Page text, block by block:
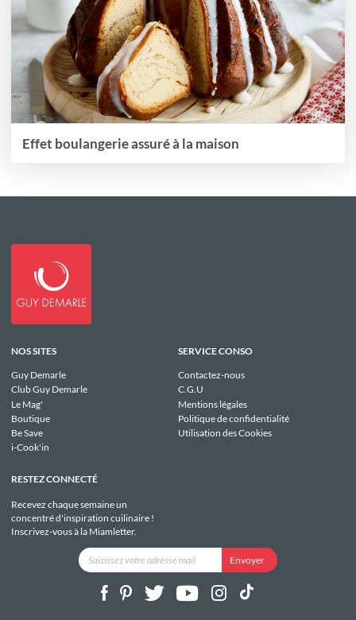
Effet boulangerie assuré à la maison
NOS SITES
Guy Demarle
Club Guy Demarle
Le Mag'
Boutique
Be Save
i-Cook'in
SERVICE CONSO
Contactez-nous
C.G.U
Mentions légales
Politique de confidentialité
Utilisation des Cookies
RESTEZ CONNECTÉ
Recevez chaque semaine un
concentré d'inspiration cuilinaire !
Inscrivez-vous à la Miamletter.